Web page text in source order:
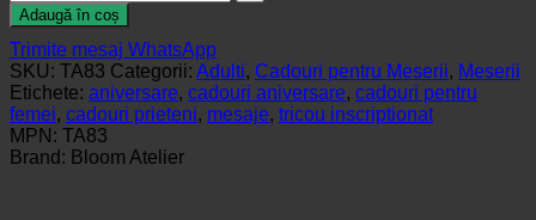
Adaugă în coș
Trimite mesaj WhatsApp
SKU: TA83 Categorii: Adulti, Cadouri pentru Meserii, Meserii
Etichete: aniversare, cadouri aniversare, cadouri pentru
femei, cadouri prieteni, mesaje, tricou inscriptionat
MPN: TA83
Brand: Bloom Atelier